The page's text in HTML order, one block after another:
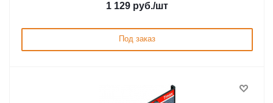
1 129 руб./шт
Под заказ